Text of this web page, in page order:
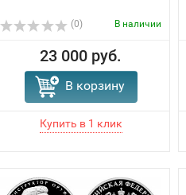
(0) В наличии
23 000 руб.
В корзину